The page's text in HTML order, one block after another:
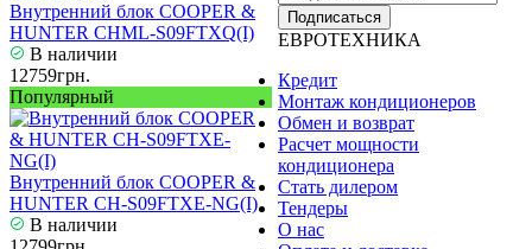
Внутренний блок COOPER &
HUNTER CHML-S09FTXQ(I)
В наличии
12759грн.
Популярный
Внутренний блок COOPER &
HUNTER CH-S09FTXE-NG(I)
В наличии
Подписаться
ЕВРОТЕХНИКА
Кредит
Монтаж кондиционеров
Обмен и возврат
Расчет мощности
кондиционера
Стать дилером
Тендеры
О нас